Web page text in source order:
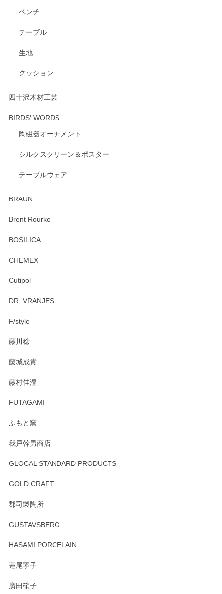
ベンチ
テーブル
生地
クッション
四十沢木材工芸
BIRDS' WORDS
陶磁器オーナメント
シルクスクリーン＆ポスター
テーブルウェア
BRAUN
Brent Rourke
BOSILICA
CHEMEX
Cutipol
DR. VRANJES
F/style
藤川稔
藤城成貴
藤村佳澄
FUTAGAMI
ふもと窯
我戸幹男商店
GLOCAL STANDARD PRODUCTS
GOLD CRAFT
郡司製陶所
GUSTAVSBERG
HASAMI PORCELAIN
蓮尾寧子
廣田硝子